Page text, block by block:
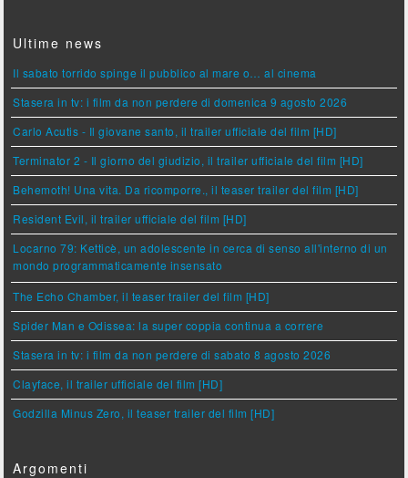
Ultime news
Il sabato torrido spinge il pubblico al mare o… al cinema
Stasera in tv: i film da non perdere di domenica 9 agosto 2026
Carlo Acutis - Il giovane santo, il trailer ufficiale del film [HD]
Terminator 2 - Il giorno del giudizio, il trailer ufficiale del film [HD]
Behemoth! Una vita. Da ricomporre., il teaser trailer del film [HD]
Resident Evil, il trailer ufficiale del film [HD]
Locarno 79: Ketticè, un adolescente in cerca di senso all'interno di un
mondo programmaticamente insensato
The Echo Chamber, il teaser trailer del film [HD]
Spider Man e Odissea: la super coppia continua a correre
Stasera in tv: i film da non perdere di sabato 8 agosto 2026
Clayface, il trailer ufficiale del film [HD]
Godzilla Minus Zero, il teaser trailer del film [HD]
Argomenti